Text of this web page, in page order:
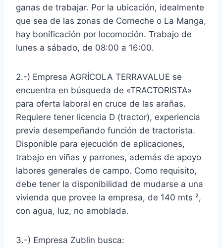
ganas de trabajar. Por la ubicación, idealmente
que sea de las zonas de Corneche o La Manga,
hay bonificación por locomoción. Trabajo de
lunes a sábado, de 08:00 a 16:00.
2.-) Empresa AGRÍCOLA TERRAVALUE se
encuentra en búsqueda de «TRACTORISTA»
para oferta laboral en cruce de las arañas.
Requiere tener licencia D (tractor), experiencia
previa desempeñando función de tractorista.
Disponible para ejecución de aplicaciones,
trabajo en viñas y parrones, además de apoyo
labores generales de campo. Como requisito,
debe tener la disponibilidad de mudarse a una
vivienda que provee la empresa, de 140 mts ²,
con agua, luz, no amoblada.
3.-) Empresa Zublin busca: